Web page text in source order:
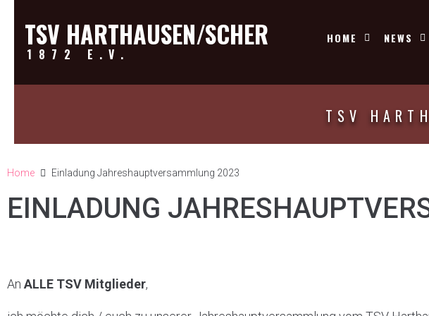
TSV HARTHAUSEN/SCHER
1872 E.V.
HOME NEWS
TSV
Home Einladung Jahreshauptversammlung 2023
EINLADUNG
An ALLE TSV Mitglieder,